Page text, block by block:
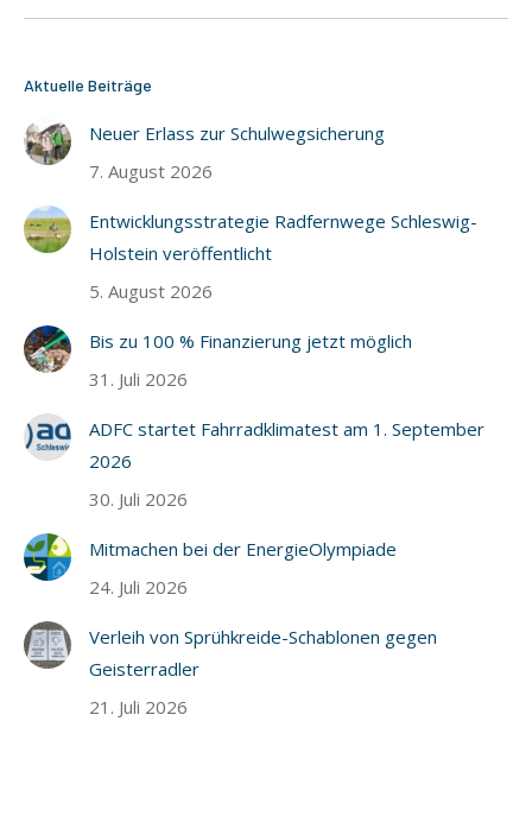
Aktuelle Beiträge
Neuer Erlass zur Schulwegsicherung
7. August 2026
Entwicklungsstrategie Radfernwege Schleswig-
Holstein veröffentlicht
5. August 2026
Bis zu 100 % Finanzierung jetzt möglich
31. Juli 2026
ADFC startet Fahrradklimatest am 1. September
2026
30. Juli 2026
Mitmachen bei der EnergieOlympiade
24. Juli 2026
Verleih von Sprühkreide-Schablonen gegen
Geisterradler
21. Juli 2026